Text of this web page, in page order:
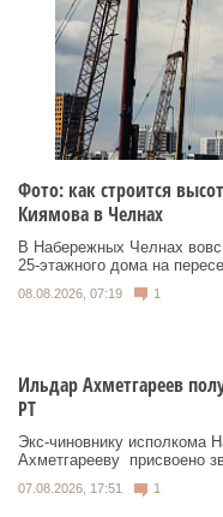
Фото: как строится
Киямова в Челнах
В Набережных Челнах
25‑этажного дома на
08.08.2026, 07:19 1
Ильдар Ахметгареев
РТ
Экс‑чиновнику исполкома
Ахметгарееву присвоено
07.08.2026, 17:51 1